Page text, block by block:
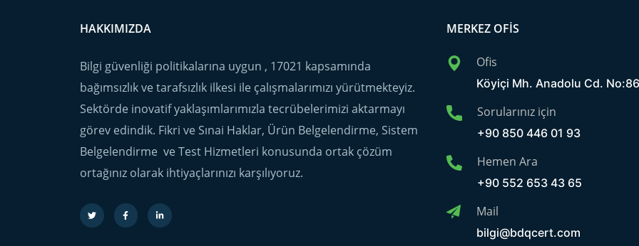
HAKKIMIZDA
Bilgi güvenliği politikalarına uygun , 17021 kapsamında
bağımsızlık ve tarafsızlık ilkesi ile çalışmalarımızı yürütmekteyiz.
Sektörde inovatif yaklaşımlarımızla tecrübelerimizi aktarmayı
görev edindik. Fikri ve Sınai Haklar, Ürün Belgelendirme, Sistem
Belgelendirme ve Test Hizmetleri konusunda ortak çözüm
ortağınız olarak ihtiyaçlarınızı karşılıyoruz.
MERKEZ OFIS
Ofis
Köyiçi Mh. Anadolu Cd.
Sorularınız için
+90 850 446 01 93
Hemen Ara
+90 552 653 43 65
Mail
bilgi@bdqcert.com